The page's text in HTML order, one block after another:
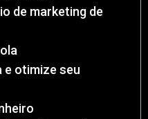
de marketing de
e otimize seu